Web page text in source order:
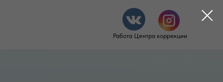
Работа Центра коррекции